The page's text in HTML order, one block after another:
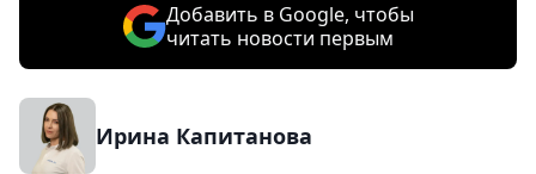
Добавить в Google, чтобы
читать новости первым
Ирина Капитанова